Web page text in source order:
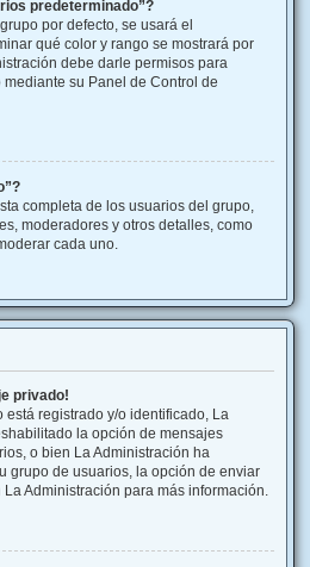
predeterminado”?
por defecto, se usará el
qué color y rango se mostrará por
debe darle permisos para
su Panel de Control de
completa de los usuarios del grupo,
moderadores y otros detalles, como
cada uno.
privado!
está registrado y/o identificado, La
la opción de mensajes
o bien La Administración ha
grupo de usuarios, la opción de enviar
Administración para más información.